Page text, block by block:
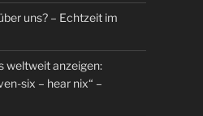
uns? – Echtzeit im
weltweit anzeigen:
six – hear nix“ –